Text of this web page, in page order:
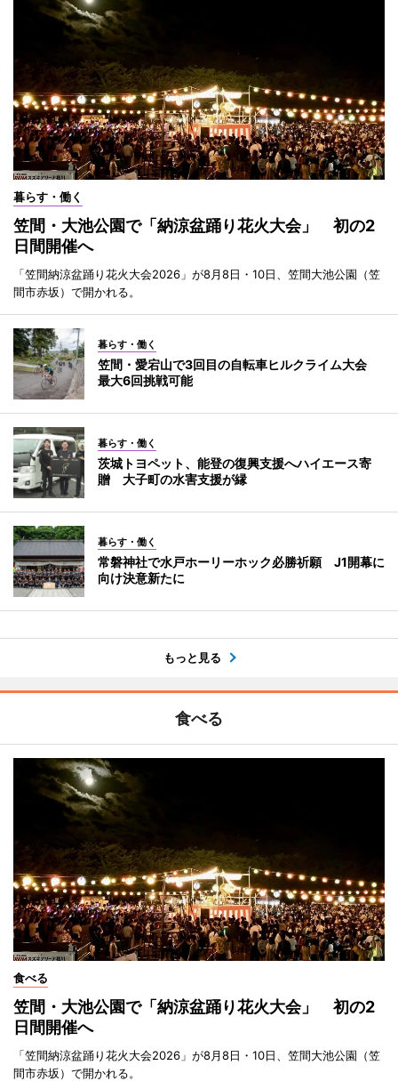
暮らす・働く
笠間・大池公園で「納涼盆踊り花火大会」 初の2
日間開催へ
「笠間納涼盆踊り花火大会2026」が8月8日・10日、笠間大池公園（笠
間市赤坂）で開かれる。
暮らす・働く
笠間・愛宕山で3回目の自転車ヒルクライム大会
最大6回挑戦可能
暮らす・働く
茨城トヨペット、能登の復興支援へハイエース寄
贈 大子町の水害支援が縁
暮らす・働く
常磐神社で水戸ホーリーホック必勝祈願 J1開幕に
向け決意新たに
もっと見る
食べる
食べる
笠間・大池公園で「納涼盆踊り花火大会」 初の2
日間開催へ
「笠間納涼盆踊り花火大会2026」が8月8日・10日、笠間大池公園（笠
間市赤坂）で開かれる。